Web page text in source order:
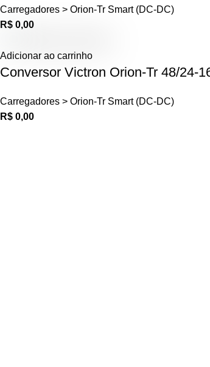
Carregadores > Orion-Tr Smart (DC-DC)
R$ 0,00
Adicionar ao carrinho
Conversor Victron Orion-Tr 48/24-
Carregadores > Orion-Tr Smart (DC-DC)
R$ 0,00